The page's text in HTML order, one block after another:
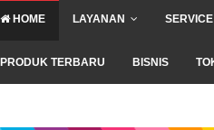
HOME LAYANAN
PRODUK TERBARU BISNIS